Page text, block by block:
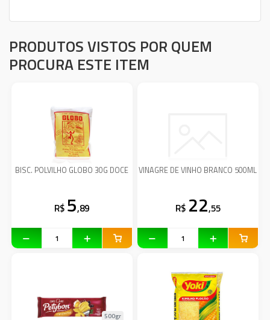
PRODUTOS VISTOS POR QUEM
PROCURA ESTE ITEM
BISC. POLVILHO GLOBO 30G DOCE
R$ 5,89
VINAGRE DE VINHO BRANCO 500ML
R$ 22,55
500gr